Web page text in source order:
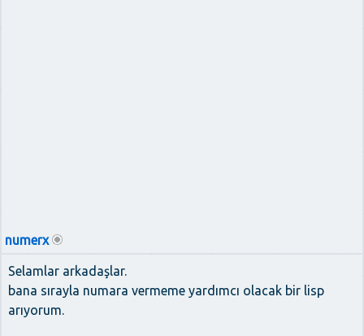
numerx
Selamlar arkadaşlar.
bana sırayla numara vermeme yardımcı olacak bir lisp
arıyorum.